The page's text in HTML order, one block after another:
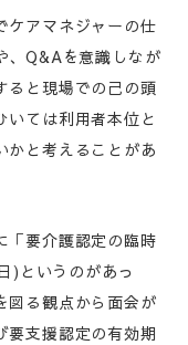
ケアマネジャーの仕
、Q&Aを意識しなが
ると現場での己の頭
いては利用者本位と
かと考えることがあ
「要介護認定の臨時
)というのがあっ
図る観点から面会が
要支援認定の有効期